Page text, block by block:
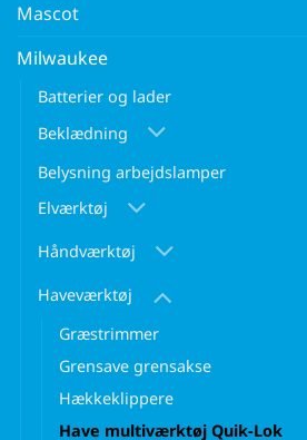
Mascot
Milwaukee
Batterier og lader
Beklædning
Belysning arbejdslamper
Elværktøj
Håndværktøj
Haveværktøj
Græstrimmer
Grensave grensakse
Hækkeklippere
Have multiværktøj Quik-Lok